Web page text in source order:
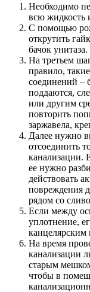
Необходимо
всю жидкость
С помощью
открутить
бачок унитаза.
На третьем
правило,
соединений –
поддаются,
или другим
повторить
заржавела,
Далее нужно
отсоединить
канализации.
ее нужно
действовать
повреждения
рядом со
Если между
уплотнение,
канцелярским
На время
канализации
старым
чтобы в